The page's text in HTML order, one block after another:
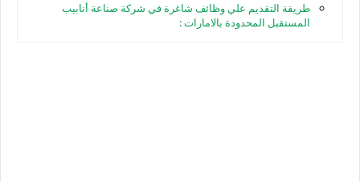
طريقة التقديم علي وظائف شاغرة في شركة صناعة أنابيب
المستقبل المحدودة بالامارات :